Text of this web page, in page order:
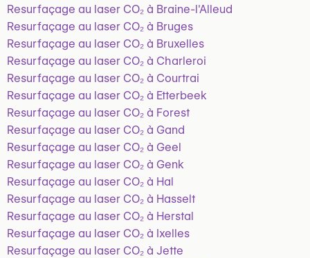
Resurfaçage au laser CO₂ à Braine-l'Alleud
Resurfaçage au laser CO₂ à Bruges
Resurfaçage au laser CO₂ à Bruxelles
Resurfaçage au laser CO₂ à Charleroi
Resurfaçage au laser CO₂ à Courtrai
Resurfaçage au laser CO₂ à Etterbeek
Resurfaçage au laser CO₂ à Forest
Resurfaçage au laser CO₂ à Gand
Resurfaçage au laser CO₂ à Geel
Resurfaçage au laser CO₂ à Genk
Resurfaçage au laser CO₂ à Hal
Resurfaçage au laser CO₂ à Hasselt
Resurfaçage au laser CO₂ à Herstal
Resurfaçage au laser CO₂ à Ixelles
Resurfaçage au laser CO₂ à Jette